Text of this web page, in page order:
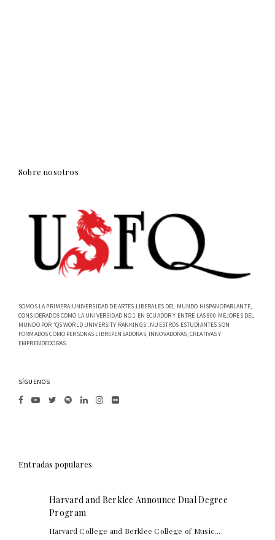
Sobre nosotros
SOMOS LA PRIMERA UNIVERSIDAD DE ARTES LIBERALES DEL MUNDO HISPANOPARLANTE,
CONSIDERADOS COMO LA UNIVERSIDAD NO.1 EN ECUADOR Y ENTRE LAS 800 MEJORES DEL
MUNDO POR 'QS WORLD UNIVERSITY RANKINGS'. NUESTROS ESTUDIANTES SON
FORMADOS COMO PERSONAS LIBREPENSADORAS, INNOVADORAS, CREATIVAS Y
EMPRENDEDORAS.
SÍGUENOS
Entradas populares
Harvard and Berklee Announce Dual Degree
Program
Harvard College and Berklee College of Music...